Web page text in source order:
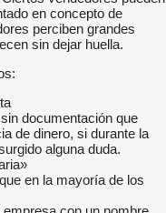
en concepto de
perciben grandes
sin dejar huella.
documentación que
de dinero, si durante la
alguna duda.
en la mayoría de los